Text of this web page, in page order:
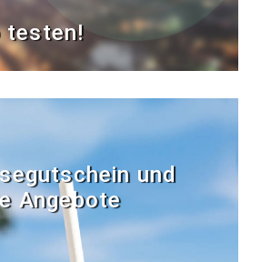
testen!
und
Angebote